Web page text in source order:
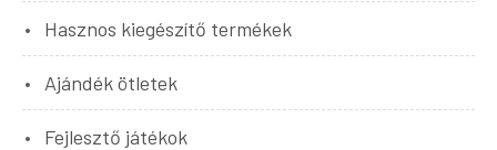
Hasznos kiegészítő termékek
Ajándék ötletek
Fejlesztő játékok